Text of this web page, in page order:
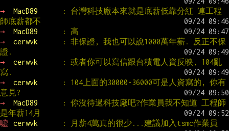
→ MacD89
: 台灣科技廠本來就是底薪低靠分紅 連工程
師底薪都不
→
MacD89
: 高
→
cerwvk
: 非保證, 我也可以說1000萬年薪. 反正不保
證.
→
cerwvk
: 或者你可以寫信跟台積電人資反映, 104亂
寫.
→
cerwvk
: 104上面的30000-36000可是人資寫的, 你有
意見?
→
MacD89
: 你沒待過科技廠吧?作業員我不知道 工程師
是年薪14月
噓
cerwvk : 月薪4萬真的很少...建議加入tsmc作業員